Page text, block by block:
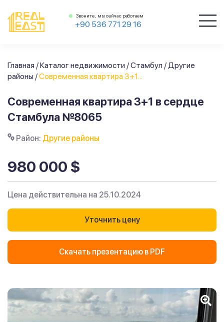
Звоните, мы сейчас работаем
+90 536 771 29 16
Главная /Каталог недвижимости /Стамбул /Другие
районы /Современная квартира 3+1...
Современная квартира 3+1 в сердце
Стамбула №8065
Район: Другие районы
980 000 $
Цена действительна на 25.10.2024
Уточнить цену
Скачать презентацию в PDF